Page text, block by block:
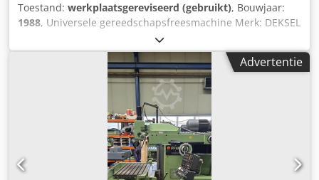
Toestand: werkplaatsgereviseerd (gebruikt), Bouwjaar:
1988, Universele gereedschapsfreesmachine Merk: DEKSEL
Model: FP 4 M Actief Bouwjaar: 1988 - gereviseerd,
opnieuw gespoten, RAL7035 lichtgrijs / RAL7012 basaltgrijs
RAL5008 grijsblauw Machinenummer: 2203-7097 met
garantie Dkodpfxolfc U Dj Agger geometrische acceptatie
met testrapport Accessoires: - 3-assig digitaal display
HEIDENHAIN TNC 113 - Vaste tafel 800 x 460 mm (T-gleuf:
14 mm) - SK 40 verticale freeskop hydraulische
gereedschapsklemming DIN 2080 - Spaanderopvangbak -
Centrale smering, elektrisch - Koelmiddelapparaat -
Gebruikershandleiding gebruikt zoals gezien Technisch
Advertentie